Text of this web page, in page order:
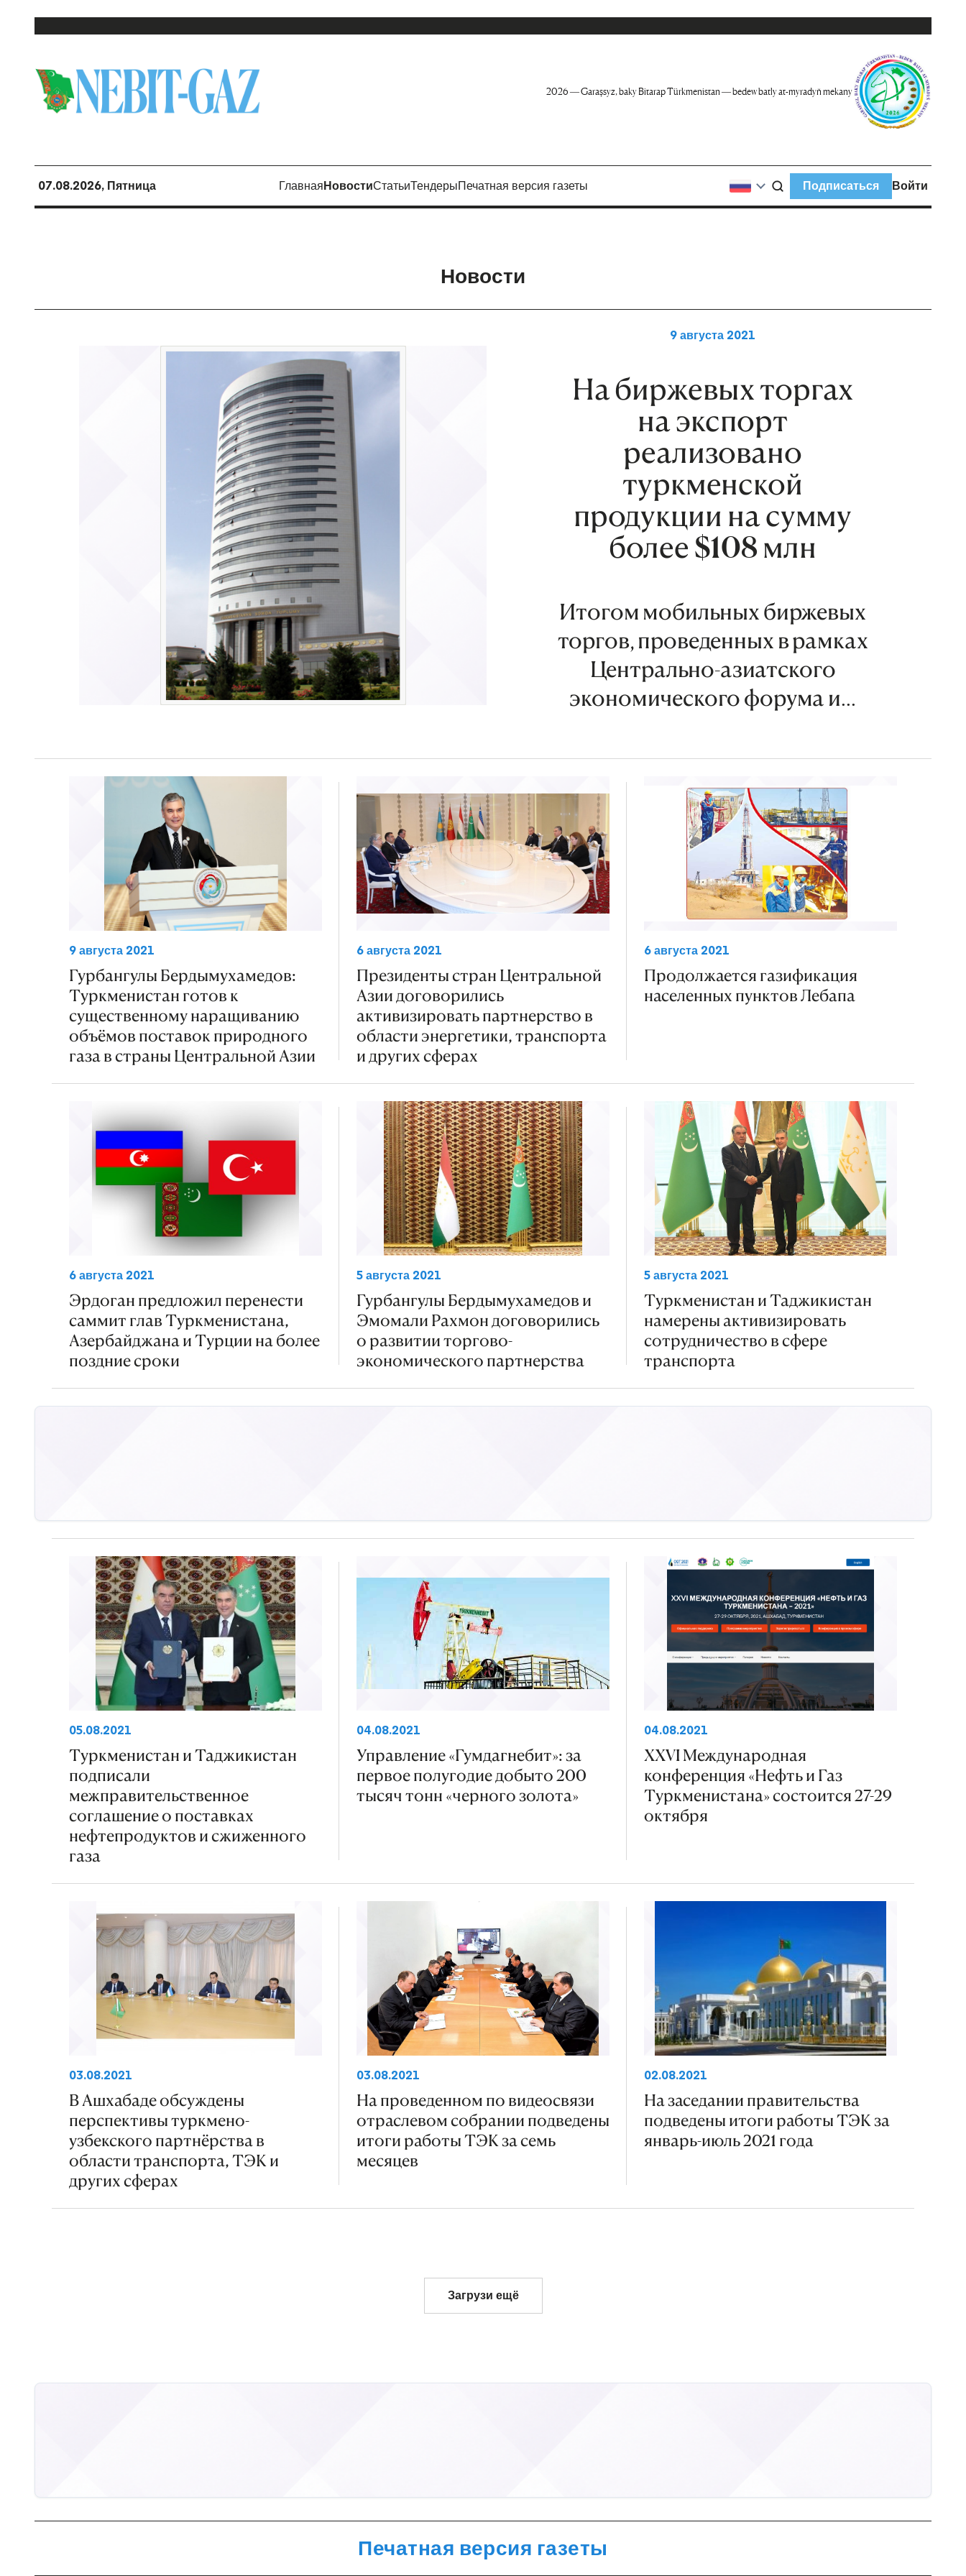
2026 — Garaşsyz, baky Bitarap Türkmenistan — bedew batly at-myradyň mekany
07.08.2026, Пятница ГлавнаяНовостиСтатьиТендерыПечатная версия газеты Подписаться Войти
Новости
9 августа 2021
На биржевых торгах
на экспорт
реализовано
туркменской
продукции на сумму
более $108 млн
Итогом мобильных биржевых
торгов, проведенных в рамках
Центрально-азиатского
экономического форума и...
9 августа 2021
Гурбангулы Бердымухамедов:
Туркменистан готов к
существенному наращиванию
объёмов поставок природного
газа в страны Центральной Азии
6 августа 2021
Президенты стран Центральной
Азии договорились
активизировать партнерство в
области энергетики, транспорта
и других сферах
6 августа 2021
Продолжается газификация
населенных пунктов Лебапа
6 августа 2021
Эрдоган предложил перенести
саммит глав Туркменистана,
Азербайджана и Турции на более
поздние сроки
5 августа 2021
Гурбангулы Бердымухамедов и
Эмомали Рахмон договорились
о развитии торгово-
экономического партнерства
5 августа 2021
Туркменистан и Таджикистан
намерены активизировать
сотрудничество в сфере
транспорта
05.08.2021
Туркменистан и Таджикистан
подписали
межправительственное
соглашение о поставках
нефтепродуктов и сжиженного
газа
04.08.2021
Управление «Гумдагнебит»: за
первое полугодие добыто 200
тысяч тонн «черного золота»
04.08.2021
XXVI Международная
конференция «Нефть и Газ
Туркменистана» состоится 27-29
октября
03.08.2021
В Ашхабаде обсуждены
перспективы туркмено-
узбекского партнёрства в
области транспорта, ТЭК и
других сферах
03.08.2021
На проведенном по видеосвязи
отраслевом собрании подведены
итоги работы ТЭК за семь
месяцев
02.08.2021
На заседании правительства
подведены итоги работы ТЭК за
январь-июль 2021 года
Загрузи ещё
Печатная версия газеты